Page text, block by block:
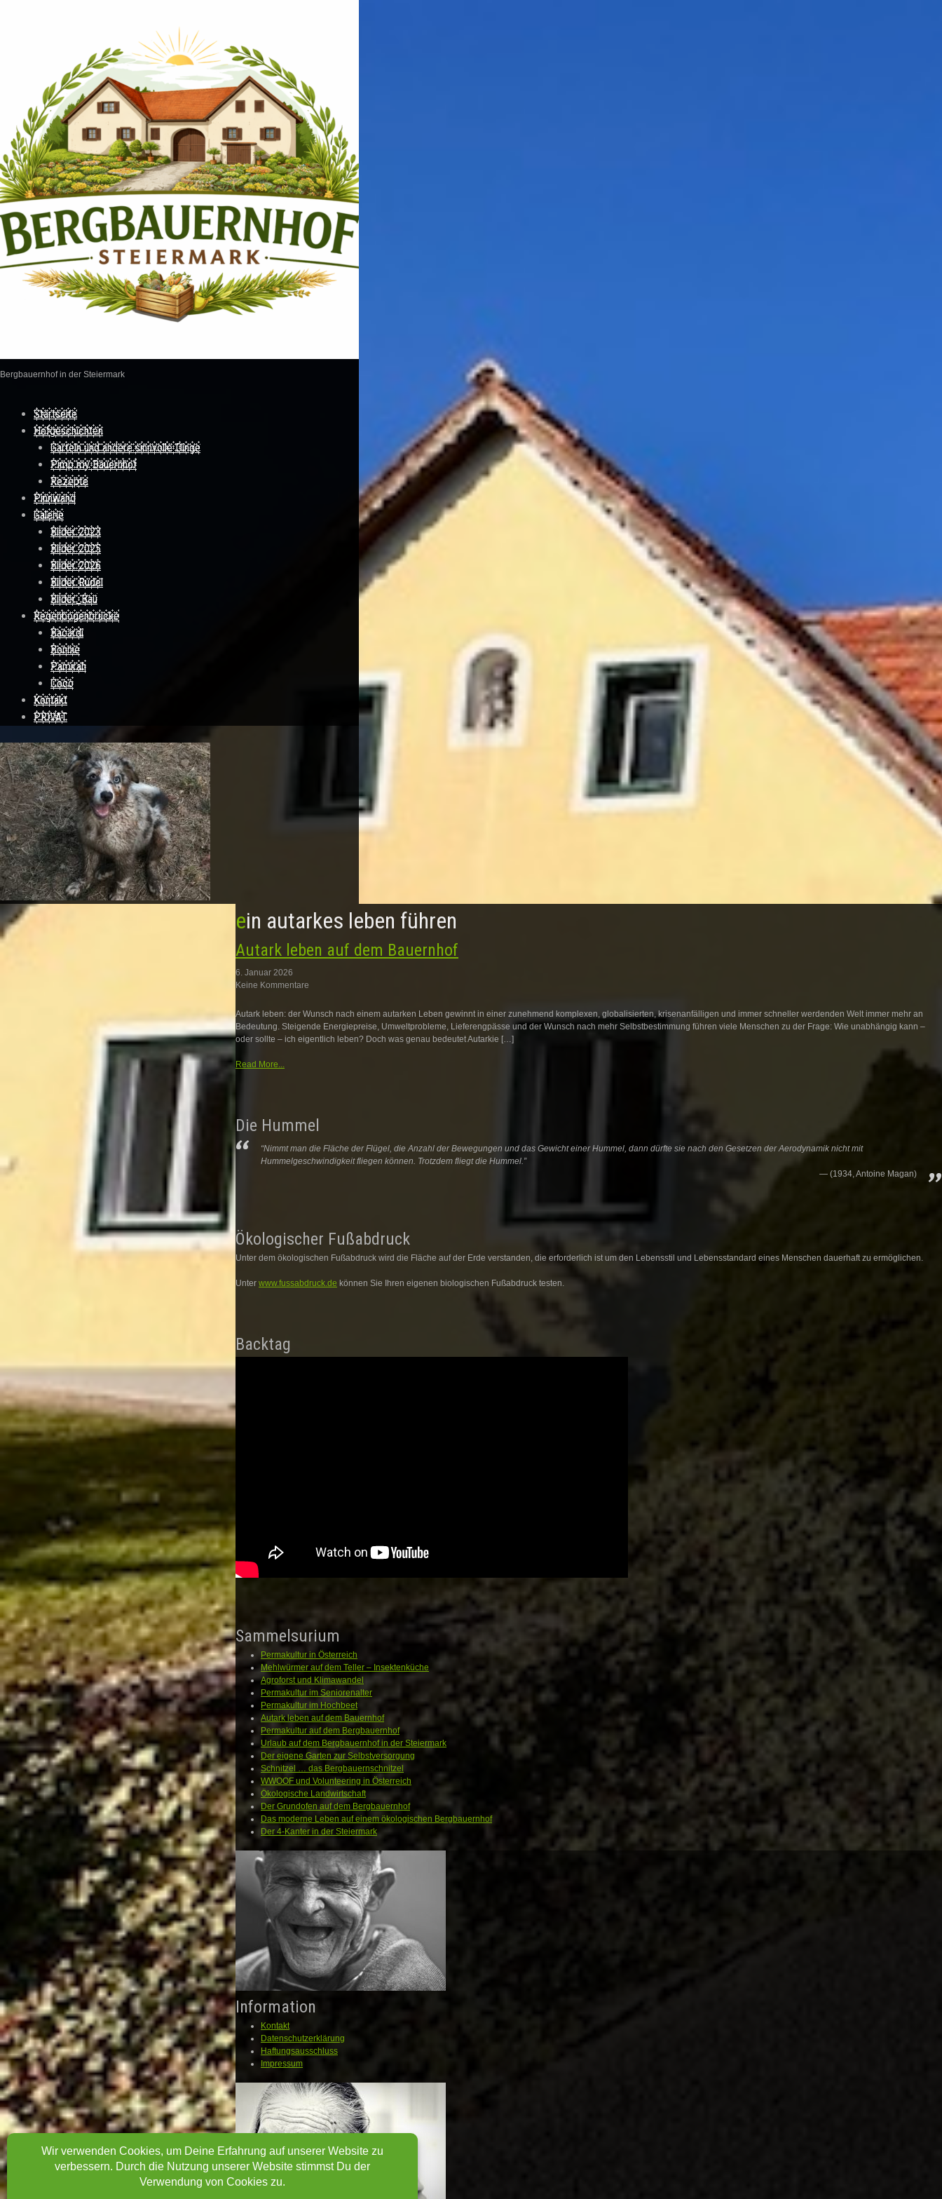
Bergbauernhof in der Steiermark
Skip to content
Startseite
Hofgeschichten
Garteln und andere sinnvolle Dinge
Pimp my Bauernhof
Rezepte
Pinnwand
Galerie
Bilder 2023
Bilder 2025
Bilder 2026
Bilder Rudel
Bilder_Bau
Regenbogenbrücke
Bacardi
Bonnie
Pamirah
Coco
Kontakt
PRIVAT
ein autarkes leben führen
Autark leben auf dem Bauernhof
6. Januar 2026
Keine Kommentare
Autark leben: der Wunsch nach einem autarken Leben gewinnt in einer zunehmend komplexen, globalisierten, krisenanfälligen und immer schneller werdenden Welt immer mehr an
Bedeutung. Steigende Energiepreise, Umweltprobleme, Lieferengpässe und der Wunsch nach mehr Selbstbestimmung führen viele Menschen zu der Frage: Wie unabhängig kann –
oder sollte – ich eigentlich leben? Doch was genau bedeutet Autarkie […]
Read More...
Die Hummel
“Nimmt man die Fläche der Flügel, die Anzahl der Bewegungen und das Gewicht einer Hummel, dann dürfte sie nach den Gesetzen der Aerodynamik nicht mit
Hummelgeschwindigkeit fliegen können. Trotzdem fliegt die Hummel.”
(1934, Antoine Magan)
Ökologischer Fußabdruck
Unter dem ökologischen Fußabdruck wird die Fläche auf der Erde verstanden, die erforderlich ist um den Lebensstil und Lebensstandard eines Menschen dauerhaft zu ermöglichen.
Unter www.fussabdruck.de können Sie Ihren eigenen biologischen Fußabdruck testen.
Backtag
Sammelsurium
Permakultur in Österreich
Mehlwürmer auf dem Teller – Insektenküche
Agroforst und Klimawandel
Permakultur im Seniorenalter
Permakultur im Hochbeet
Autark leben auf dem Bauernhof
Permakultur auf dem Bergbauernhof
Urlaub auf dem Bergbauernhof in der Steiermark
Der eigene Garten zur Selbstversorgung
Schnitzel … das Bergbauernschnitzel
WWOOF und Volunteering in Österreich
Ökologische Landwirtschaft
Der Grundofen auf dem Bergbauernhof
Das moderne Leben auf einem ökologischen Bergbauernhof
Der 4-Kanter in der Steiermark
Information
Kontakt
Datenschutzerklärung
Haftungsausschluss
Impressum